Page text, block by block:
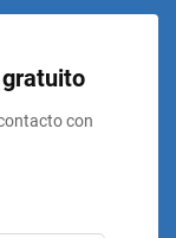
con